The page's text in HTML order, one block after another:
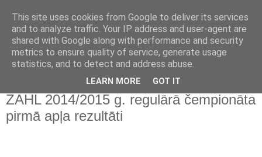
ZAHL 2014/2015 g. regulārā čempionāta
pirmā apļa rezultāti
This site uses cookies from Google to deliver its services
and to analyze traffic. Your IP address and user-agent are
shared with Google along with performance and security
metrics to ensure quality of service, generate usage
statistics, and to detect and address abuse.
LEARN MORE GOT IT